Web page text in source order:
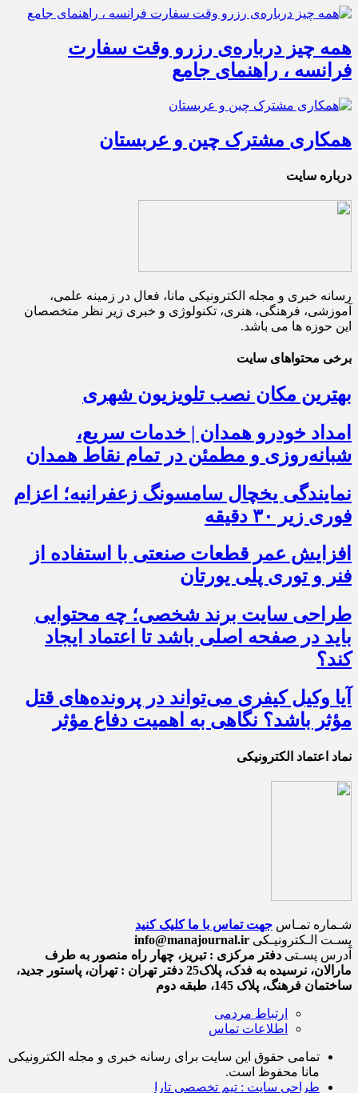
همه چیز درباره‌ی رزرو وقت سفارت
فرانسه ، راهنمای جامع
همکاری مشترک چین و عربستان
درباره سایت
رسانه خبری و مجله الکترونیکی مانا، فعال در زمینه علمی،
آموزشی، فرهنگی، هنری، تکنولوژی و خبری زیر نظر متخصصان
این حوزه ها می باشد.
برخی محتواهای سایت
بهترین مکان نصب تلویزیون شهری
امداد خودرو همدان | خدمات سریع،
شبانه‌روزی و مطمئن در تمام نقاط همدان
نمایندگی یخچال سامسونگ زعفرانیه؛ اعزام
فوری زیر ۳۰ دقیقه
افزایش عمر قطعات صنعتی با استفاده از
فنر و توری پلی یورتان
طراحی سایت برند شخصی؛ چه محتوایی
باید در صفحه اصلی باشد تا اعتماد ایجاد
کند؟
آیا وکیل کیفری می‌تواند در پرونده‌های قتل
مؤثر باشد؟ نگاهی به اهمیت دفاع مؤثر
نماد اعتماد الکترونیکی
شـماره تمـاس جهت تماس با ما کلیک کنید
پسـت الـکترونیـکی info@manajournal.ir
آدرس پسـتی دفتر مرکزی : تبریز، چهار راه منصور به طرف
مارالان، نرسیده به فدک، پلاک25 دفتر تهران : تهران، پاستور جدید،
ساختمان فرهنگ، پلاک 145، طبقه دوم
ارتباط مردمی
اطلاعات تماس
تمامی حقوق این سایت برای رسانه خبری و مجله الکترونیکی
مانا محفوظ است.
طراحی سایت : تیم تخصصی تارا